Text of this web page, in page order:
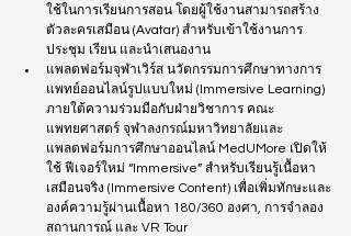
ใช้ในการเรียนการสอน โดยผู้ใช้งานสามารถสร้าง
ตัวละครเสมือน (Avatar) สำหรับเข้าใช้งานการ
ประชุม เรียน และนำเสนองาน
แพลตฟอร์มจุฬาเวิร์ส นวัตกรรมการศึกษาทางการ
แพทย์ออนไลน์รูปแบบใหม่ (Immersive Learning)
ภายใต้ความร่วมมือกับฝ่ายวิชาการ คณะ
แพทยศาสตร์ จุฬาลงกรณ์มหาวิทยาลัยและ
แพลตฟอร์มการศึกษาออนไลน์ MedUMore เปิดให้
ใช้ ฟีเจอร์ใหม่ “Immersive” สำหรับเรียนรู้เนื้อหา
เสมือนจริง (Immersive Content) เพื่อเพิ่มทักษะและ
องค์ความรู้ผ่านเนื้อหา 180/360 องศา, การจำลอง
สถานการณ์ และ VR Tour